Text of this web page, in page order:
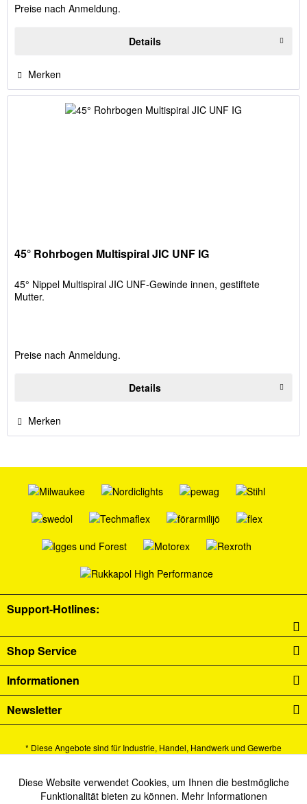
Preise nach Anmeldung.
Details
Merken
45° Rohrbogen Multispiral JIC UNF IG
45° Nippel Multispiral JIC UNF-Gewinde innen, gestiftete
Mutter.
Preise nach Anmeldung.
Details
Merken
Support-Hotlines:
Shop Service
Informationen
Newsletter
* Diese Angebote sind für Industrie, Handel, Handwerk und Gewerbe
Alle Preise verstehen sich zzgl. Mehrwertsteuer undVersandkostenund ggf.
Nachnahmegebühren, wenn nicht anders beschrieben.
Funktionale Aktiv
Diese Website verwendet Cookies, um Ihnen die bestmögliche
Funktionalität bieten zu können. Mehr Informationen